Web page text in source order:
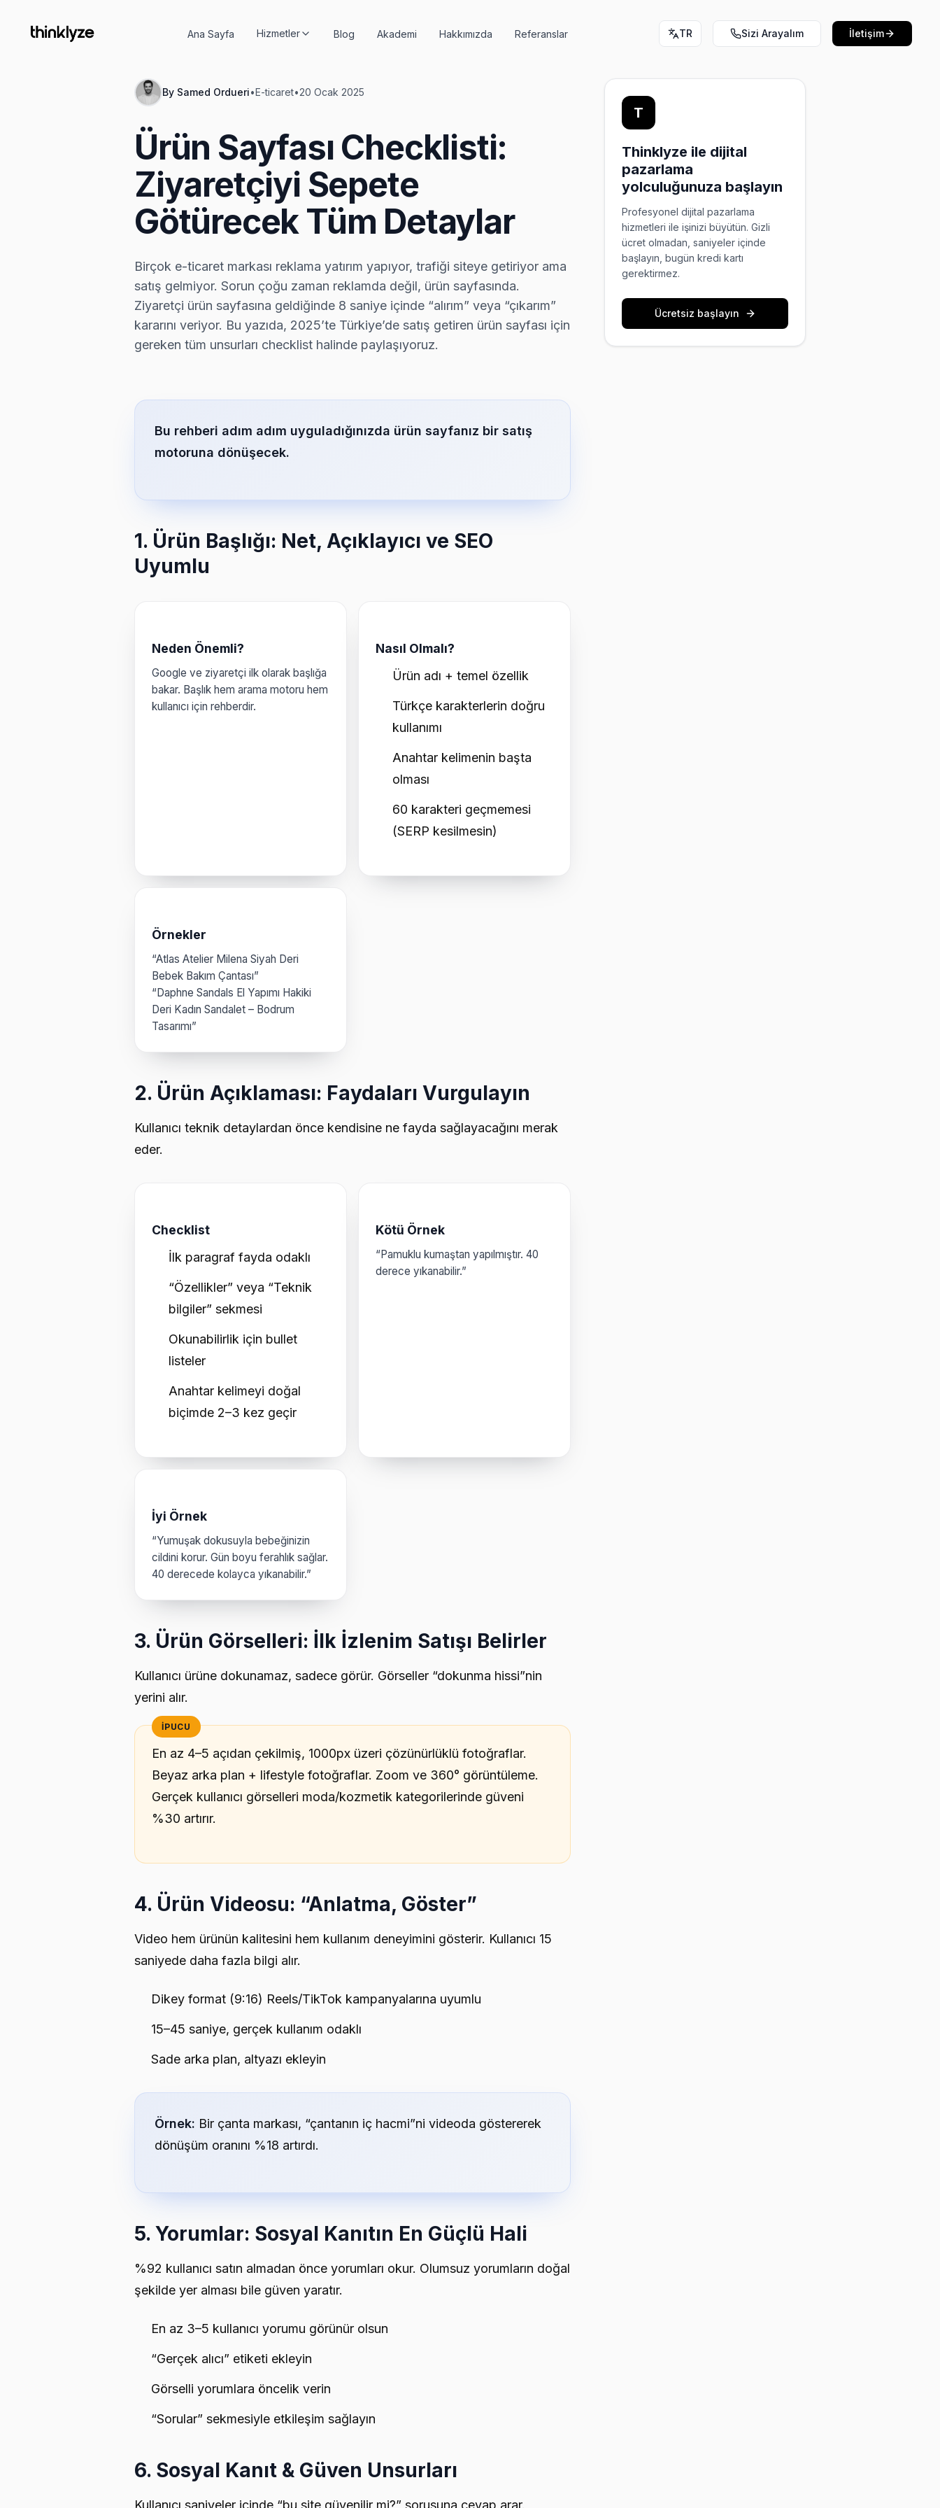
Ana Sayfa Hizmetler Blog Akademi Hakkımızda Referanslar TR Sizi Arayalım İletişim
By Samed Ordueri•E-ticaret•20 Ocak 2025
Ürün Sayfası Checklisti:
Ziyaretçiyi Sepete
Götürecek Tüm Detaylar
Birçok e-ticaret markası reklama yatırım yapıyor, trafiği siteye getiriyor ama
satış gelmiyor. Sorun çoğu zaman reklamda değil, ürün sayfasında.
Ziyaretçi ürün sayfasına geldiğinde 8 saniye içinde “alırım” veya “çıkarım”
kararını veriyor. Bu yazıda, 2025’te Türkiye’de satış getiren ürün sayfası için
gereken tüm unsurları checklist halinde paylaşıyoruz.
Bu rehberi adım adım uyguladığınızda ürün sayfanız bir satış
motoruna dönüşecek.
1. Ürün Başlığı: Net, Açıklayıcı ve SEO
Uyumlu
Neden Önemli?
Google ve ziyaretçi ilk olarak başlığa
bakar. Başlık hem arama motoru hem
kullanıcı için rehberdir.
Nasıl Olmalı?
Ürün adı + temel özellik
Türkçe karakterlerin doğru
kullanımı
Anahtar kelimenin başta
olması
60 karakteri geçmemesi
(SERP kesilmesin)
Örnekler
“Atlas Atelier Milena Siyah Deri
Bebek Bakım Çantası”
“Daphne Sandals El Yapımı Hakiki
Deri Kadın Sandalet – Bodrum
Tasarımı”
2. Ürün Açıklaması: Faydaları Vurgulayın
Kullanıcı teknik detaylardan önce kendisine ne fayda sağlayacağını merak
eder.
Checklist
İlk paragraf fayda odaklı
“Özellikler” veya “Teknik
bilgiler” sekmesi
Okunabilirlik için bullet
listeler
Anahtar kelimeyi doğal
biçimde 2–3 kez geçir
Kötü Örnek
“Pamuklu kumaştan yapılmıştır. 40
derece yıkanabilir.”
İyi Örnek
“Yumuşak dokusuyla bebeğinizin
cildini korur. Gün boyu ferahlık sağlar.
40 derecede kolayca yıkanabilir.”
3. Ürün Görselleri: İlk İzlenim Satışı Belirler
Kullanıcı ürüne dokunamaz, sadece görür. Görseller “dokunma hissi”nin
yerini alır.
En az 4–5 açıdan çekilmiş, 1000px üzeri çözünürlüklü fotoğraflar.
Beyaz arka plan + lifestyle fotoğraflar. Zoom ve 360° görüntüleme.
Gerçek kullanıcı görselleri moda/kozmetik kategorilerinde güveni
%30 artırır.
4. Ürün Videosu: “Anlatma, Göster”
Video hem ürünün kalitesini hem kullanım deneyimini gösterir. Kullanıcı 15
saniyede daha fazla bilgi alır.
Dikey format (9:16) Reels/TikTok kampanyalarına uyumlu
15–45 saniye, gerçek kullanım odaklı
Sade arka plan, altyazı ekleyin
Örnek: Bir çanta markası, “çantanın iç hacmi”ni videoda göstererek
dönüşüm oranını %18 artırdı.
5. Yorumlar: Sosyal Kanıtın En Güçlü Hali
%92 kullanıcı satın almadan önce yorumları okur. Olumsuz yorumların doğal
şekilde yer alması bile güven yaratır.
En az 3–5 kullanıcı yorumu görünür olsun
“Gerçek alıcı” etiketi ekleyin
Görselli yorumlara öncelik verin
“Sorular” sekmesiyle etkileşim sağlayın
6. Sosyal Kanıt & Güven Unsurları
Kullanıcı saniyeler içinde “bu site güvenilir mi?” sorusuna cevap arar.
T
Thinklyze ile dijital
pazarlama
yolculuğunuza başlayın
Profesyonel dijital pazarlama
hizmetleri ile işinizi büyütün. Gizli
ücret olmadan, saniyeler içinde
başlayın, bugün kredi kartı
gerektirmez.
Ücretsiz başlayın